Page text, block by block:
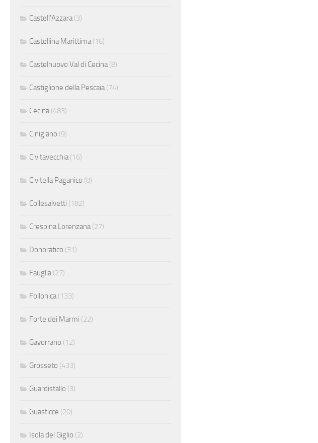
Castell'Azzara(3)
Castellina Marittima(16)
Castelnuovo Val di Cecina(8)
Castiglione della Pescaia(74)
Cecina(483)
Cinigiano (9)
Civitavecchia(16)
Civitella Paganico (8)
Collesalvetti (182)
Crespina Lorenzana(27)
Donoratico (31)
Fauglia(27)
Follonica(133)
Forte dei Marmi (22)
Gavorrano (12)
Grosseto (433)
Guardistallo (3)
Guasticce (20)
Isola del Giglio (2)